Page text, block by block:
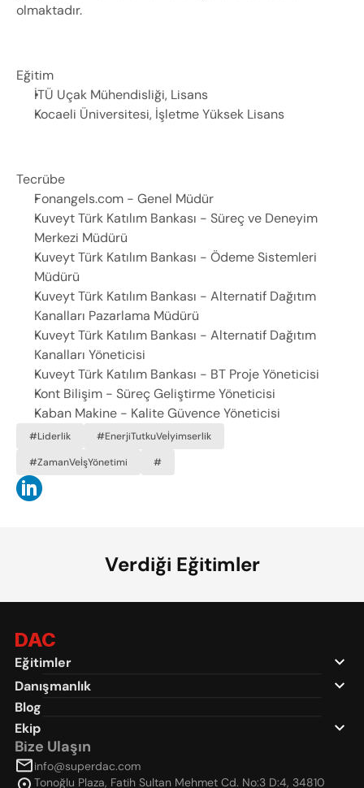
olmaktadır.
Eğitim
İTÜ Uçak Mühendisliği, Lisans
Kocaeli Üniversitesi, İşletme Yüksek Lisans
Tecrübe
Fonangels.com - Genel Müdür
Kuveyt Türk Katılım Bankası - Süreç ve Deneyim
Merkezi Müdürü
Kuveyt Türk Katılım Bankası - Ödeme Sistemleri
Müdürü
Kuveyt Türk Katılım Bankası - Alternatif Dağıtım
Kanalları Pazarlama Müdürü
Kuveyt Türk Katılım Bankası - Alternatif Dağıtım
Kanalları Yöneticisi
Kuveyt Türk Katılım Bankası - BT Proje Yöneticisi
Kont Bilişim - Süreç Geliştirme Yöneticisi
Kaban Makine - Kalite Güvence Yöneticisi
#Liderlik
#EnerjiTutkuVeİyimserlik
#ZamanVeİşYönetimi
#
Verdiği Eğitimler
DAC
Eğitimler
Danışmanlık
Blog
Ekip
Bize Ulaşın
info@superdac.com
Tonoğlu Plaza, Fatih Sultan Mehmet Cd. No:3 D:4, 34810